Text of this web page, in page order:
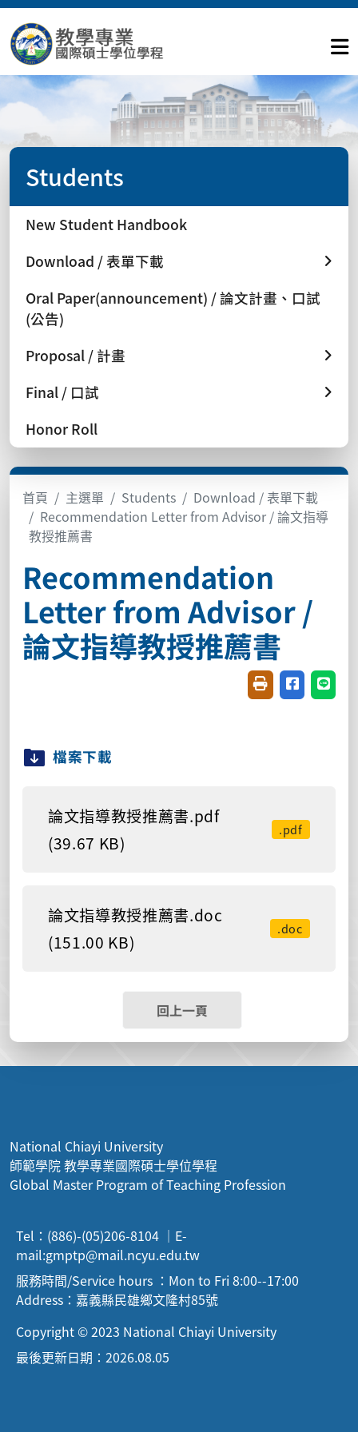
Students
New Student Handbook
Download / 表單下載
Oral Paper(announcement) / 論文計畫、口試
(公告)
Proposal / 計畫
Final / 口試
Honor Roll
首頁 主選單 Students
Download / 表單下載
Recommendation Letter from Advisor / 論文指導
教授推薦書
Recommendation
Letter from Advisor /
論文指導教授推薦書
友善列印(開新視
分享至臉書
分享
檔案下載
論文指導教授推薦書.pdf
(39.67 KB)
.pdf
論文指導教授推薦書.doc
(151.00 KB)
.doc
回上一頁
National Chiayi University
師範學院 教學專業國際碩士學位學程
Global Master Program of Teaching Profession
Tel：(886)-(05)206-8104 ｜E-
mail:gmptp@mail.ncyu.edu.tw
服務時間/Service hours ：Mon to Fri 8:00--17:00
Address：嘉義縣民雄鄉文隆村85號
Copyright © 2023 National Chiayi University
最後更新日期：2026.08.05